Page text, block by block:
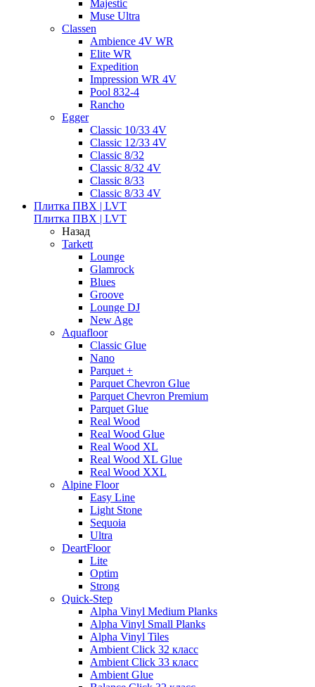
Majestic
Muse Ultra
Classen
Ambience 4V WR
Elite WR
Expedition
Impression WR 4V
Pool 832-4
Rancho
Egger
Classic 10/33 4V
Classic 12/33 4V
Classic 8/32
Classic 8/32 4V
Classic 8/33
Classic 8/33 4V
Плитка ПВХ | LVT
Плитка ПВХ | LVT
Назад
Tarkett
Lounge
Glamrock
Blues
Groove
Lounge DJ
New Age
Aquafloor
Classic Glue
Nano
Parquet +
Parquet Chevron Glue
Parquet Chevron Premium
Parquet Glue
Real Wood
Real Wood Glue
Real Wood XL
Real Wood XL Glue
Real Wood XXL
Alpine Floor
Easy Line
Light Stone
Sequoia
Ultra
DeartFloor
Lite
Optim
Strong
Quick-Step
Alpha Vinyl Medium Planks
Alpha Vinyl Small Planks
Alpha Vinyl Tiles
Ambient Click 32 класс
Ambient Click 33 класс
Ambient Glue